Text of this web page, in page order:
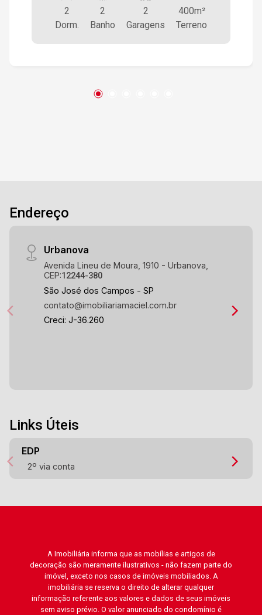
2
Dorm.
2
Banho
2
Garagens
400m²
Terreno
Endereço
Urbanova
Avenida Lineu de Moura, 1910 - Urbanova,
CEP:12244-380
São José dos Campos - SP
contato@imobiliariamaciel.com.br
Creci: J-36.260
Links Úteis
EDP
2º via conta
A Imobiliária informa que as mobílias e artigos de
decoração são meramente ilustrativos - não fazem parte do
imóvel, exceto nos casos de imóveis mobiliados. A
imobiliária se reserva o direito de alterar qualquer
informação referente aos valores e dados de seus imóveis
sem aviso prévio. O valor anunciado do condomínio é